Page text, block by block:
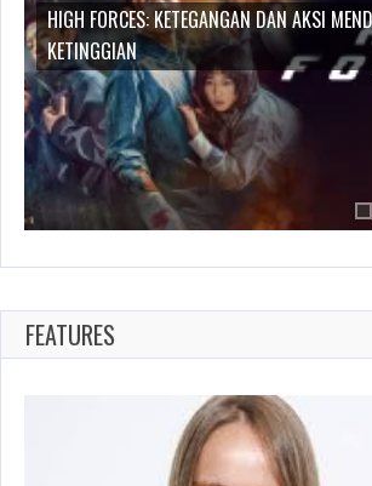
KETEGANGAN DAN AKSI MENDEBARKAN DI
FEATURES
ESMERALDA
MOYA:
FIGUR
BERPENGARUH
DI
DUNIA
TELEVISI
DAN
FILM
SPANYOL